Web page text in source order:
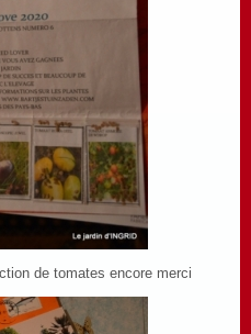
de tomates encore merci